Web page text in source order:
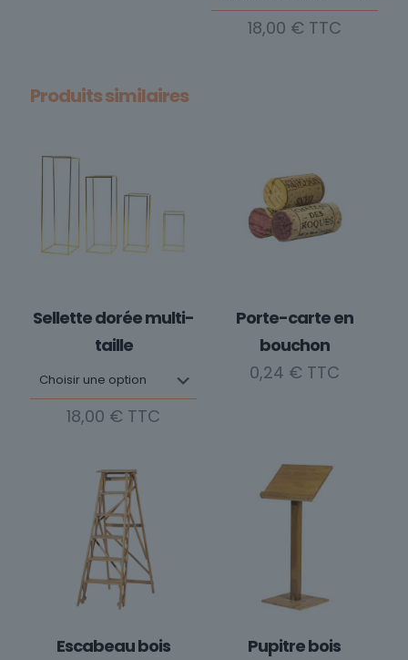
18,00 €
options
peuvent
être
page
du
produit
Produits similaires
Sellette dorée multi-
taille
18,00 €
produit
a
plusieurs
variations.
Les
options
peuvent
choisies
Porte-carte en
bouchon
0,24 €
Escabeau bois
Pupitre bois